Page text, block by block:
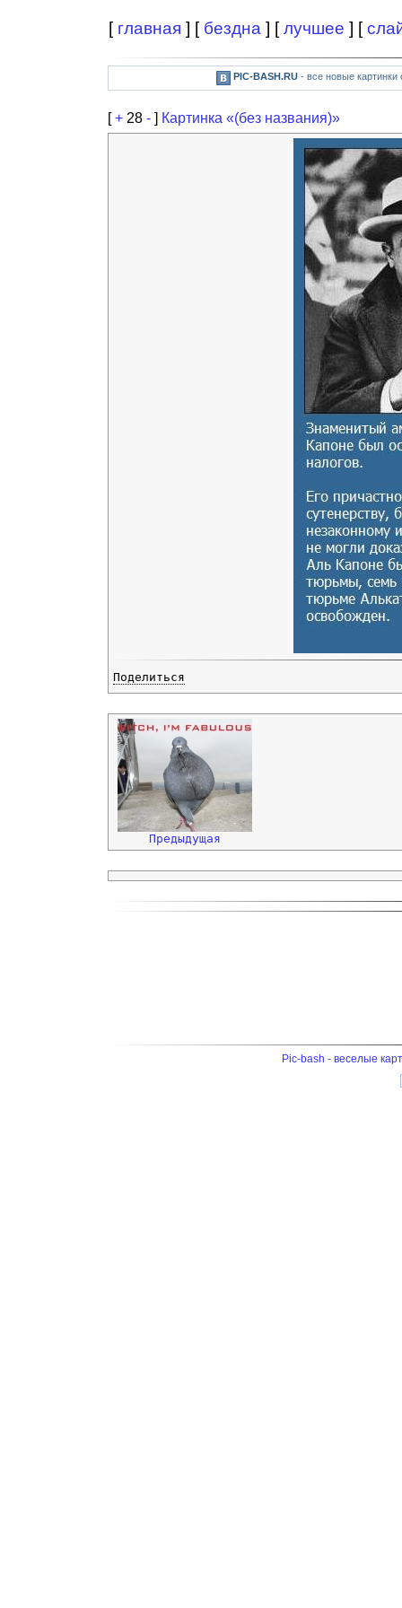
[ главная ] [ бездна ] [лучшее ] [
PIC-BASH.RU- все новые картинки
[+ 28 - ] Картинка «(без названия)»
Поделиться
Предыдущая
Pic-bash - веселые